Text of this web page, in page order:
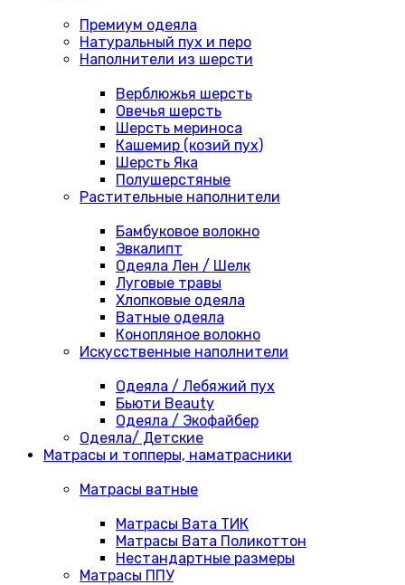
Премиум одеяла
Натуральный пух и перо
Наполнители из шерсти
Верблюжья шерсть
Овечья шерсть
Шерсть мериноса
Кашемир (козий пух)
Шерсть Яка
Полушерстяные
Растительные наполнители
Бамбуковое волокно
Эвкалипт
Одеяла Лен / Шелк
Луговые травы
Хлопковые одеяла
Ватные одеяла
Конопляное волокно
Искусственные наполнители
Одеяла / Лебяжий пух
Бьюти Beauty
Одеяла / Экофайбер
Одеяла/ Детские
Матрасы и топперы, наматрасники
Матрасы ватные
Матрасы Вата ТИК
Матрасы Вата Поликоттон
Нестандартные размеры
Матрасы ППУ